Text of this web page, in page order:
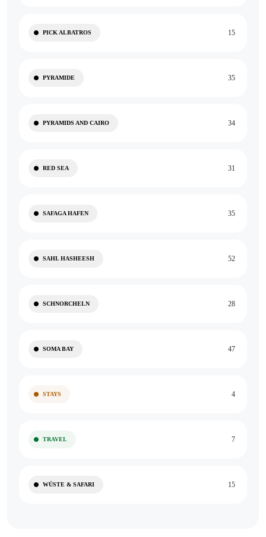
PICK ALBATROS 15
PYRAMIDE 35
PYRAMIDS AND CAIRO 34
RED SEA 31
SAFAGA HAFEN 35
SAHL HASHEESH 52
SCHNORCHELN 28
SOMA BAY 47
STAYS 4
TRAVEL 7
WÜSTE & SAFARI 15